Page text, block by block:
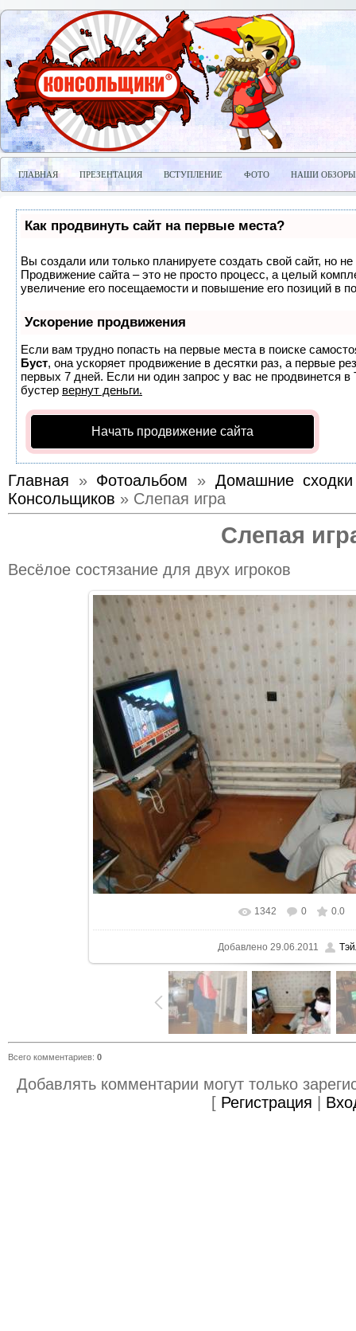
ГЛАВНАЯ ПРЕЗЕНТАЦИЯ ВСТУПЛЕНИЕ ФОТО НАШИ ОБЗОРЫ
Как продвинуть сайт на первые места?
Вы создали или только планируете создать свой сайт, но не
Продвижение сайта – это не просто процесс, а целый
увеличение его посещаемости и повышение его позиций в
Ускорение продвижения
Если вам трудно попасть на первые места в поиске
Буст, она ускоряет продвижение в десятки раз, а первые
первых 7 дней. Если ни один запрос у вас не продвинется
бустер вернут деньги.
Начать продвижение сайта
Главная » Фотоальбом » Домашние сходки
Консольщиков » Слепая игра
Слепая
Весёлое состязание для двух игроков
В реальном размере 1600x1200
1342 0 0.0
Добавлено 29.06.2011
Всего комментариев: 0
Добавлять комментарии могут только
[ Регистрация